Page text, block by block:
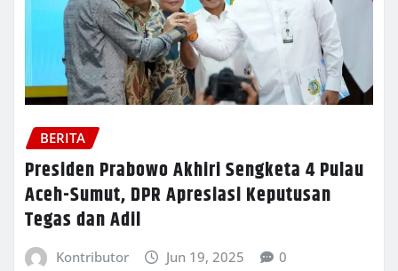
BERITA
Presiden Prabowo Akhiri Sengketa 4 Pulau
Aceh-Sumut, DPR Apresiasi Keputusan
Tegas dan Adil
Kontributor Jun 19, 2025 0